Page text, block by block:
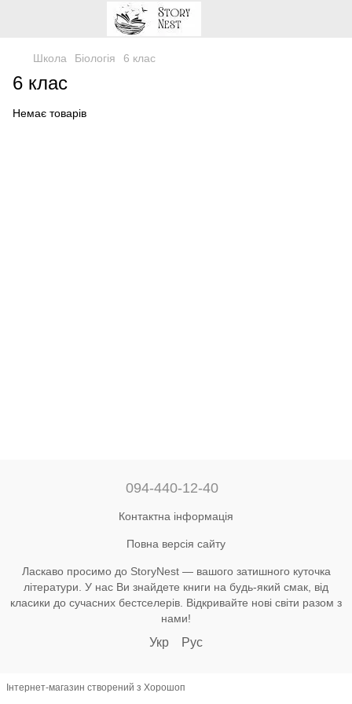
Школа Біологія 6 клас
6 клас
Немає товарів
094-440-12-40
Контактна інформація
Повна версія сайту
Ласкаво просимо до StoryNest — вашого затишного куточка
літератури. У нас Ви знайдете книги на будь-який смак, від
класики до сучасних бестселерів. Відкривайте нові світи разом з
нами!
Укр Рус
Інтернет-магазин створений з Хорошоп